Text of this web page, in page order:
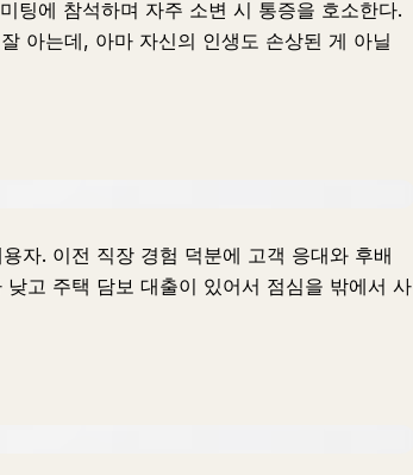
팅에 참석하며 자주 소변 시 통증을 호소한다.
아는데, 아마 자신의 인생도 손상된 게 아닐
자. 이전 직장 경험 덕분에 고객 응대와 후배
고 주택 담보 대출이 있어서 점심을 밖에서 사